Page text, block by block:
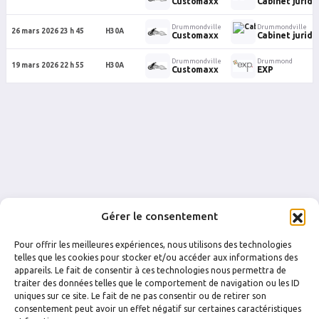
Gérer le consentement
Pour offrir les meilleures expériences, nous utilisons des technologies
telles que les cookies pour stocker et/ou accéder aux informations des
appareils. Le fait de consentir à ces technologies nous permettra de
traiter des données telles que le comportement de navigation ou les ID
uniques sur ce site. Le fait de ne pas consentir ou de retirer son
consentement peut avoir un effet négatif sur certaines caractéristiques
26 mars 2026 23 h 45 H30A
Drummondville
Customaxx
Drummondville
Cabinet
19 mars 2026 22 h 55 H30A
Drummondville
Customaxx
Drummond
EXP
FACEBOOK INSTAGRAM